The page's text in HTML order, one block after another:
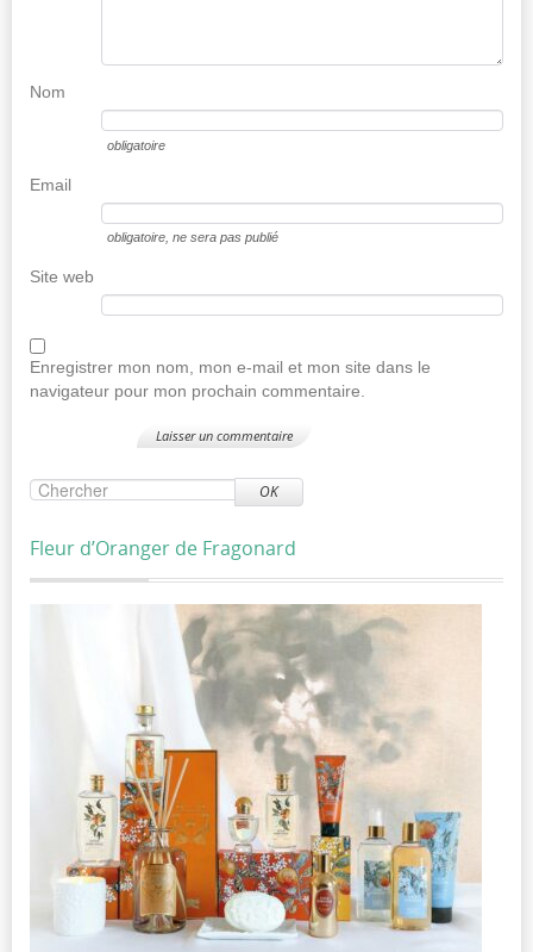
Nom
obligatoire
Email
obligatoire , ne sera pas publié
Site web
Enregistrer mon nom, mon e-mail et mon site dans le
navigateur pour mon prochain commentaire.
OK
Fleur d’Oranger de Fragonard